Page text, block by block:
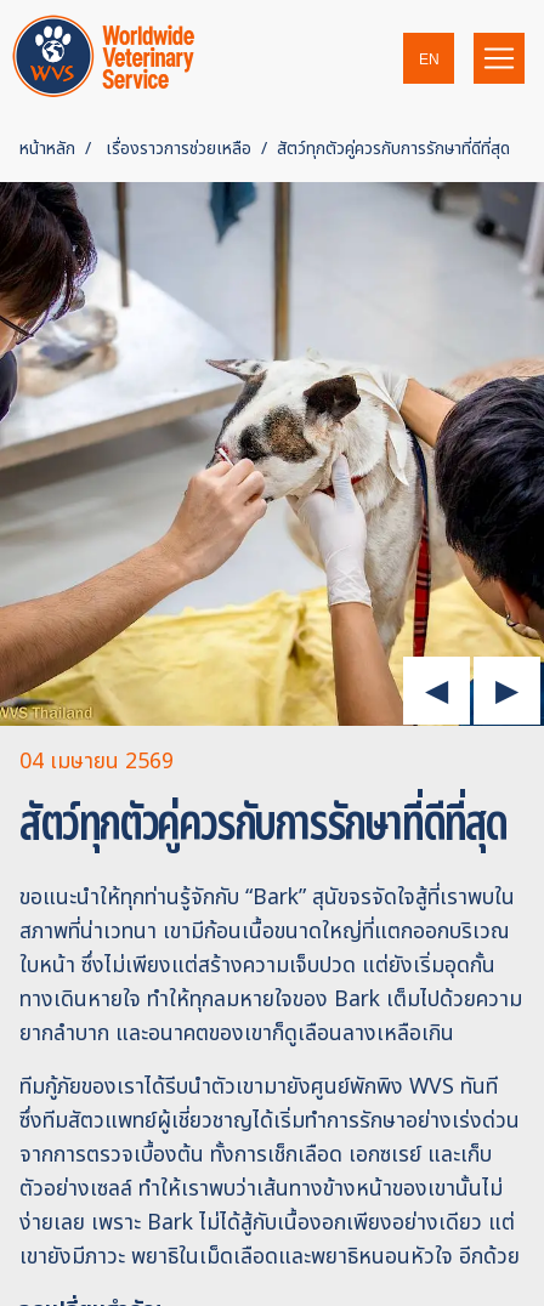
EN
หน้าหลัก เรื่องราวการช่วยเหลือ สัตว์ทุกตัวคู่ควรกับการรักษาที่ดีที่สุด
04 เมษายน 2569
สัตว์ทุกตัวคู่ควรกับการรักษาที่ดีที่สุด
ขอแนะนำให้ทุกท่านรู้จักกับ “Bark” สุนัขจรจัดใจสู้ที่เราพบใน
สภาพที่น่าเวทนา เขามีก้อนเนื้อขนาดใหญ่ที่แตกออกบริเวณ
ใบหน้า ซึ่งไม่เพียงแต่สร้างความเจ็บปวด แต่ยังเริ่มอุดกั้น
ทางเดินหายใจ ทำให้ทุกลมหายใจของ Bark เต็มไปด้วยความ
ยากลำบาก และอนาคตของเขาก็ดูเลือนลางเหลือเกิน
ทีมกู้ภัยของเราได้รีบนำตัวเขามายังศูนย์พักพิง WVS ทันที
ซึ่งทีมสัตวแพทย์ผู้เชี่ยวชาญได้เริ่มทำการรักษาอย่างเร่งด่วน
จากการตรวจเบื้องต้น ทั้งการเช็กเลือด เอกซเรย์ และเก็บ
ตัวอย่างเซลล์ ทำให้เราพบว่าเส้นทางข้างหน้าของเขานั้นไม่
ง่ายเลย เพราะ Bark ไม่ได้สู้กับเนื้องอกเพียงอย่างเดียว แต่
เขายังมีภาวะ พยาธิในเม็ดเลือดและพยาธิหนอนหัวใจ อีกด้วย